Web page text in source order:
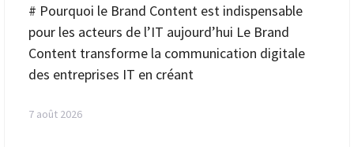
# Pourquoi le Brand Content est indispensable
pour les acteurs de l’IT aujourd’hui Le Brand
Content transforme la communication digitale
des entreprises IT en créant
7 août 2026